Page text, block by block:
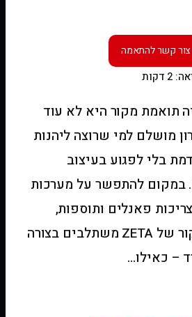
דקות
תואמת מקור היא לא עוד
מושלם למי שרוצה ליהנות
בלי לפגוע בעיצוב
במקום להתפשר על מערכות
פאנלים ותוספות,
מכשירי תואם מקור של ZETA משתלבים בצורה
– כאילו…